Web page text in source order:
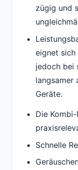
zügig und
eignet
jedoch bei
langsamer
Geräte.
Die
Schnelle